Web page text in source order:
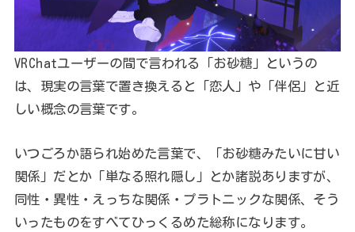
VRChatユーザーの間で言われる「お砂糖」というの
は、現実の言葉で置き換えると「恋人」や「伴侶」と近
しい概念の言葉です。
いつごろか語られ始めた言葉で、「お砂糖みたいに甘い
関係」だとか「単なる照れ隠し」とか諸説ありますが、
同性・異性・えっちな関係・プラトニックな関係、そう
いったものをすべてひっくるめた総称になります。